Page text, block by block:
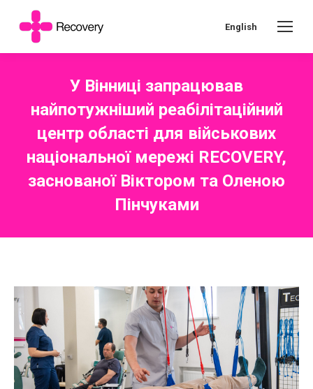
English
У Вінниці запрацював
найпотужніший реабілітаційний
центр області для військових
національної мережі RECOVERY,
заснованої Віктором та Оленою
Пінчуками